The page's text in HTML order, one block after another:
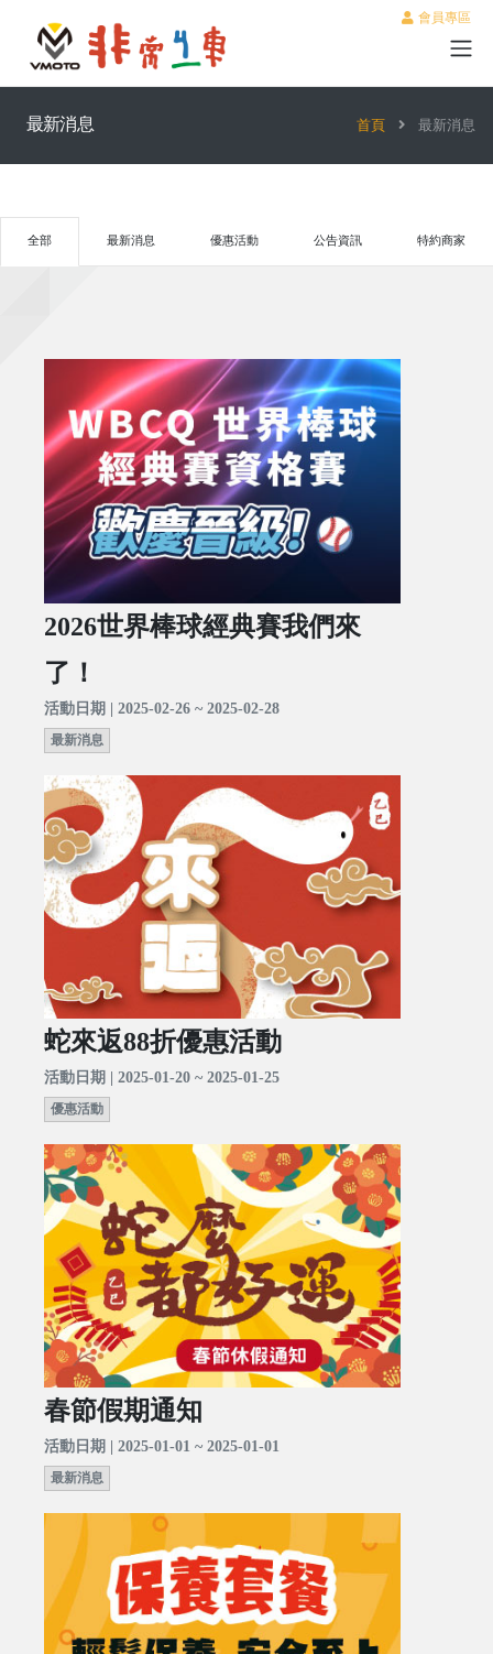
會員專區
最新消息 首頁 最新消息
全部 最新消息 優惠活動 公告資訊 特約商家
2026世界棒球經典賽我們來
了！
活動日期 | 2025-02-26 ~ 2025-02-28
最新消息
蛇來返88折優惠活動
活動日期 | 2025-01-20 ~ 2025-01-25
優惠活動
春節假期通知
活動日期 | 2025-01-01 ~ 2025-01-01
最新消息